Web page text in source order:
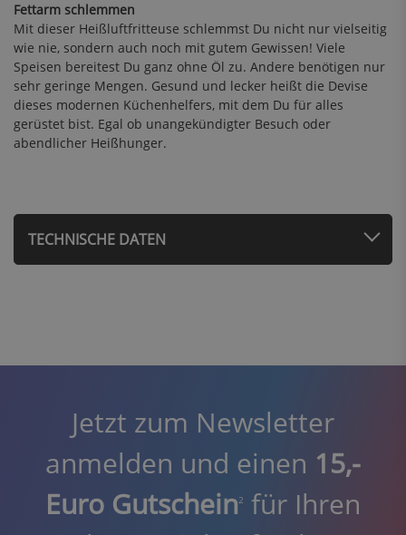
Fettarm schlemmen
Mit dieser Heißluftfritteuse schlemmst Du nicht nur vielseitig
wie nie, sondern auch noch mit gutem Gewissen! Viele
Speisen bereitest Du ganz ohne Öl zu. Andere benötigen nur
sehr geringe Mengen. Gesund und lecker heißt die Devise
dieses modernen Küchenhelfers, mit dem Du für alles
gerüstet bist. Egal ob unangekündigter Besuch oder
abendlicher Heißhunger.
TECHNISCHE DATEN
Jetzt zum Newsletter
anmelden und einen 15,-
Euro Gutschein2
für Ihren